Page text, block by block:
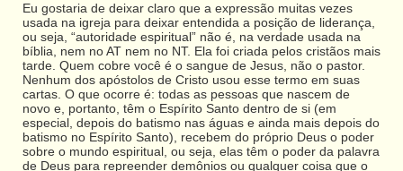
Eu gostaria de deixar claro que a expressão muitas vezes
usada na igreja para deixar entendida a posição de liderança,
ou seja, “autoridade espiritual” não é, na verdade usada na
bíblia, nem no AT nem no NT. Ela foi criada pelos cristãos mais
tarde. Quem cobre você é o sangue de Jesus, não o pastor.
Nenhum dos apóstolos de Cristo usou esse termo em suas
cartas. O que ocorre é: todas as pessoas que nascem de
novo e, portanto, têm o Espírito Santo dentro de si (em
especial, depois do batismo nas águas e ainda mais depois do
batismo no Espírito Santo), recebem do próprio Deus o poder
sobre o mundo espiritual, ou seja, elas têm o poder da palavra
de Deus para repreender demônios ou qualquer coisa que o